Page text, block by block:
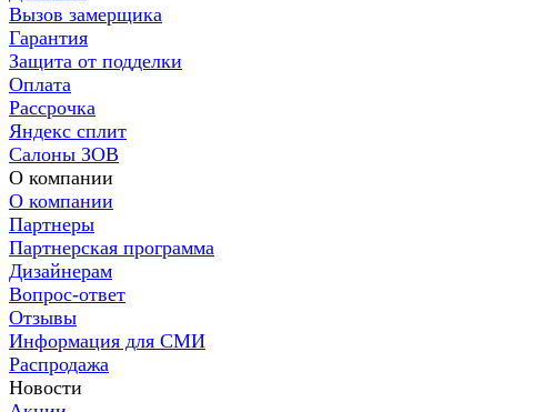
Вызов замерщика
Гарантия
Защита от подделки
Оплата
Рассрочка
Яндекс сплит
Салоны ЗОВ
О компании
О компании
Партнеры
Партнерская программа
Дизайнерам
Вопрос-ответ
Отзывы
Информация для СМИ
Распродажа
Новости